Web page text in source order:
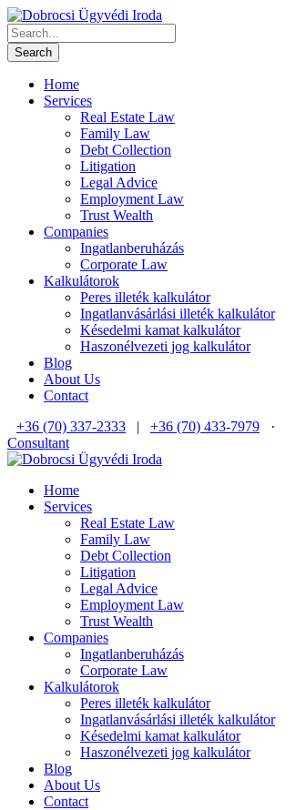
Home
Services
Real Estate Law
Family Law
Debt Collection
Litigation
Legal Advice
Employment Law
Trust Wealth
Companies
Ingatlanberuházás
Corporate Law
Kalkulátorok
Peres illeték kalkulátor
Ingatlanvásárlási illeték kalkulátor
Késedelmi kamat kalkulátor
Haszonélvezeti jog kalkulátor
Blog
About Us
Contact
+36 (70) 337-2333
| +36 (70) 433-7979 ·
Consultant
Home
Services
Real Estate Law
Family Law
Debt Collection
Litigation
Legal Advice
Employment Law
Trust Wealth
Companies
Ingatlanberuházás
Corporate Law
Kalkulátorok
Peres illeték kalkulátor
Ingatlanvásárlási illeték kalkulátor
Késedelmi kamat kalkulátor
Haszonélvezeti jog kalkulátor
Blog
About Us
Contact